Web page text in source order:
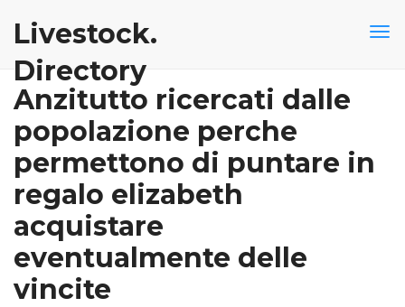
Livestock.
Directory
Anzitutto ricercati dalle
popolazione perche
permettono di puntare in
regalo elizabeth
acquistare
eventualmente delle
vincite